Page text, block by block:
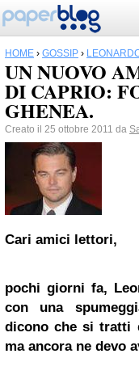
HOME › GOSSIP ›
UN NUOVO
DI CAPRIO:
GHENEA.
Creato il 25 ottobre 2011 da
Cari amici lettori,
pochi giorni fa,
con una
dicono che si tratti
ma ancora ne devo